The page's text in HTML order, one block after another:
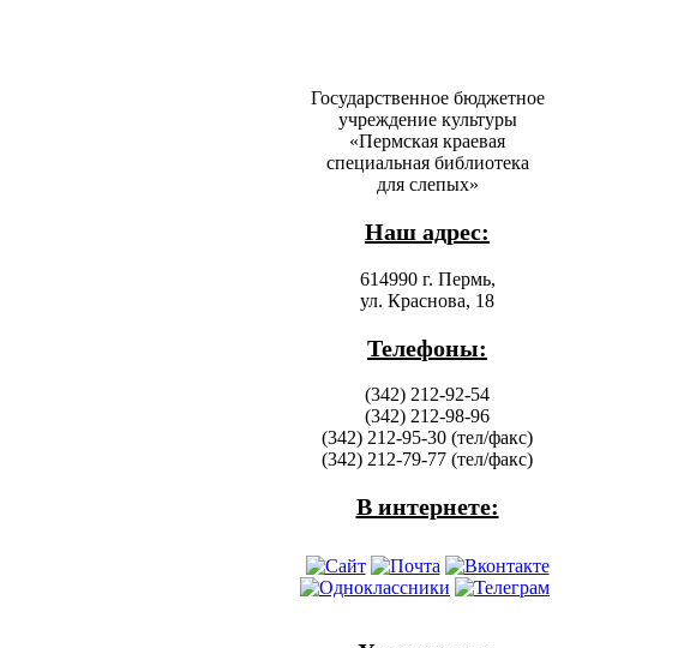
Государственное бюджетное
учреждение культуры
«Пермская краевая
специальная библиотека
для слепых»
Наш адрес:
614990 г. Пермь,
ул. Краснова, 18
Телефоны:
(342) 212-92-54
(342) 212-98-96
(342) 212-95-30 (тел/факс)
(342) 212-79-77 (тел/факс)
В интернете: